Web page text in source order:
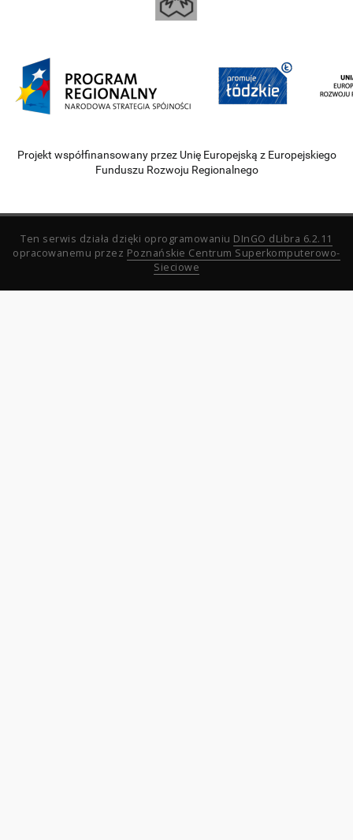
Projekt współfinansowany przez Unię Europejską z Europejskiego
Funduszu Rozwoju Regionalnego
Ten serwis działa dzięki oprogramowaniu DInGO dLibra 6.2.11
opracowanemu przez Poznańskie Centrum Superkomputerowo-
Sieciowe